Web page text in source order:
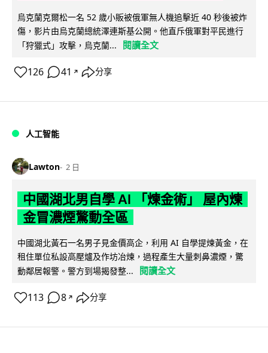
烏克蘭克爾松一名 52 歲小販被俄軍無人機追擊近 40 秒後被炸
傷，影片由烏克蘭總統澤連斯基公開。他直斥俄軍對平民進行
「狩獵式」攻擊，烏克蘭...
閱讀全文
126 41 ↗ 分享
人工智能
Lawton 2 日
中國湖北男自學 AI 「煉金術」 屋內煉
金冒濃煙驚動全區
中國湖北黃石一名男子見金價高企，利用 AI 自學提煉黃金，在
租住單位私設高壓爐及作坊冶煉，過程產生大量刺鼻濃煙，驚
動鄰居報警。警方到場揭發整...
閱讀全文
113 8 ↗ 分享